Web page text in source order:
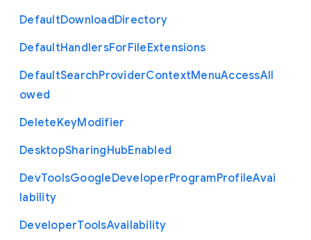
DefaultDownloadDirectory
DefaultHandlersForFileExtensions
DefaultSearchProviderContextMenuAccessAll
owed
DeleteKeyModifier
DesktopSharingHubEnabled
DevToolsGoogleDeveloperProgramProfileAvai
lability
DeveloperToolsAvailability